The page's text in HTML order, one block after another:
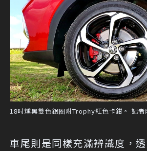
18吋燻黑雙色鋁圈附Trophy紅色卡鉗。 記者
車尾則是同樣充滿辨識度，